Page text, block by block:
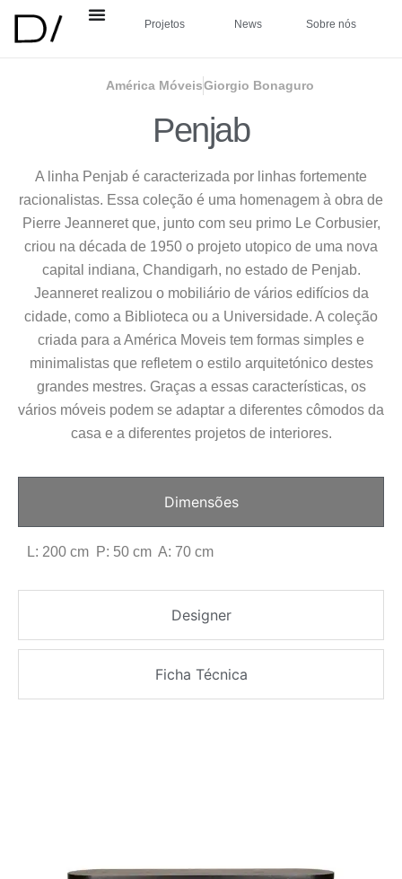
Projetos News Sobre nós
América MóveisGiorgio Bonaguro
Penjab
A linha Penjab é caracterizada por linhas fortemente
racionalistas. Essa coleção é uma homenagem à obra de
Pierre Jeanneret que, junto com seu primo Le Corbusier,
criou na década de 1950 o projeto utopico de uma nova
capital indiana, Chandigarh, no estado de Penjab.
Jeanneret realizou o mobiliário de vários edifícios da
cidade, como a Biblioteca ou a Universidade. A coleção
criada para a América Moveis tem formas simples e
minimalistas que refletem o estilo arquitetónico destes
grandes mestres. Graças a essas características, os
vários móveis podem se adaptar a diferentes cômodos da
casa e a diferentes projetos de interiores.
Dimensões
Designer
Ficha Técnica
L: 200 cm P: 50 cm A: 70 cm